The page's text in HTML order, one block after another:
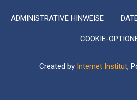
ADMINISTRATIVE HINWEISE
COOKIE-
Created by Internet Institut,